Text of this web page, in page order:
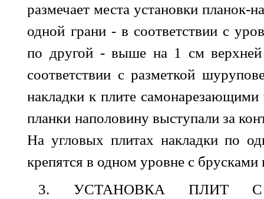
размечает места установки планок-
одной грани - в соответствии с
по другой - выше на 1 см
соответствии с разметкой
накладки к плите
планки наполовину выступали за
На угловых плитах накладки по
крепятся в одном уровне с брусками
3. УСТАНОВКА ПЛИТ